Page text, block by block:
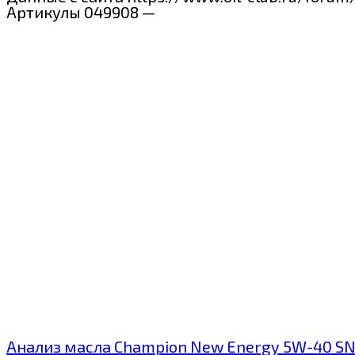
Артикулы 049908 —
Анализ масла Champion New Energy 5W-40 SN